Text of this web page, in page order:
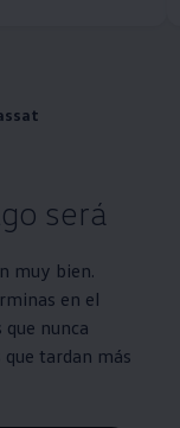
será
muy bien.
en el
nunca
tardan más